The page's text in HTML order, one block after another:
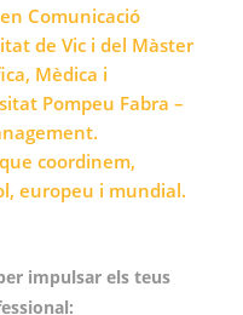
Comunicació
de Vic i del Màster
Mèdica i
Pompeu Fabra –
coordinem,
europeu i mundial.
impulsar els teus